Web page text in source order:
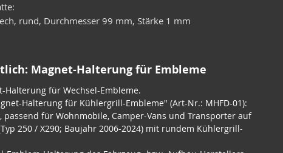
rund, Durchmesser 99 mm, Stärke 1 mm
Magnet-Halterung für Embleme
Halterung für Wechsel-Embleme.
Halterung für Kühlergrill-Embleme" (Art-Nr.: MHFD-01):
passend für Wohnmobile, Camper-Vans und Transporter auf
250 / X290; Baujahr 2006-2024) mit rundem Kühlergrill-